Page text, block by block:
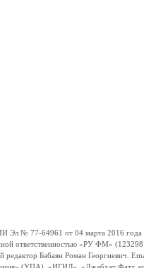
№ 77-64961 от 04 марта 2016
ответственностью «РУ ФМ»
редактор Бабаян Роман